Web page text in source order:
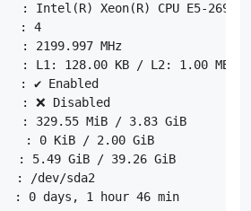
: Intel(R) Xeon(R) CPU E5-2699 v4
: 4
: 2199.997 MHz
: L1: 128.00 KB / L2: 1.00 MB /
: ✔ Enabled
: ❌ Disabled
329.55 MiB / 3.83 GiB
: 0 KiB / 2.00 GiB
: 5.49 GiB / 39.26 GiB
: /dev/sda2
: 0 days, 1 hour 46 min